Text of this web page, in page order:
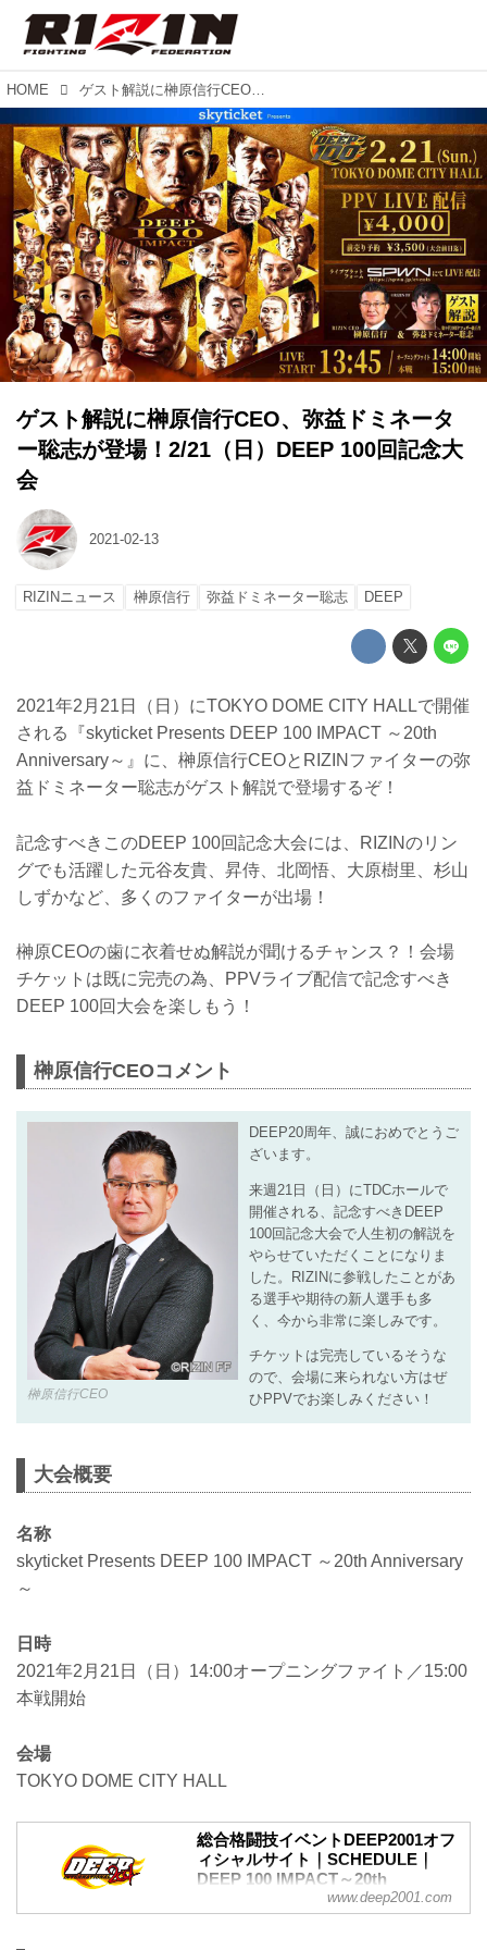
HOME ゲスト解説に榊原信行CEO、弥益ドミネーター聡志が登場！2/21（日）DEEP 100回記念大会
ゲスト解説に榊原信行CEO、弥益ドミネータ
ー聡志が登場！2/21（日）DEEP 100回記念大
会
2021-02-13
RIZINニュース 榊原信行 弥益ドミネーター聡志 DEEP
2021年2月21日（日）にTOKYO DOME CITY HALLで開催
される『skyticket Presents DEEP 100 IMPACT ～20th
Anniversary～』に、榊原信行CEOとRIZINファイターの弥
益ドミネーター聡志がゲスト解説で登場するぞ！
記念すべきこのDEEP 100回記念大会には、RIZINのリン
グでも活躍した元谷友貴、昇侍、北岡悟、大原樹里、杉山
しずかなど、多くのファイターが出場！
榊原CEOの歯に衣着せぬ解説が聞けるチャンス？！会場
チケットは既に完売の為、PPVライブ配信で記念すべき
DEEP 100回大会を楽しもう！
榊原信行CEOコメント
榊原信行CEO
DEEP20周年、誠におめでとうご
ざいます。
来週21日（日）にTDCホールで
開催される、記念すべきDEEP
100回記念大会で人生初の解説を
やらせていただくことになりま
した。RIZINに参戦したことがあ
る選手や期待の新人選手も多
く、今から非常に楽しみです。
チケットは完売しているそうな
ので、会場に来られない方はぜ
ひPPVでお楽しみください！
大会概要
名称
skyticket Presents DEEP 100 IMPACT ～20th Anniversary
～
日時
2021年2月21日（日）14:00オープニングファイト／15:00
本戦開始
会場
TOKYO DOME CITY HALL
総合格闘技イベントDEEP2001オフ
ィシャルサイト｜SCHEDULE｜
DEEP 100 IMPACT～20th
www.deep2001.com